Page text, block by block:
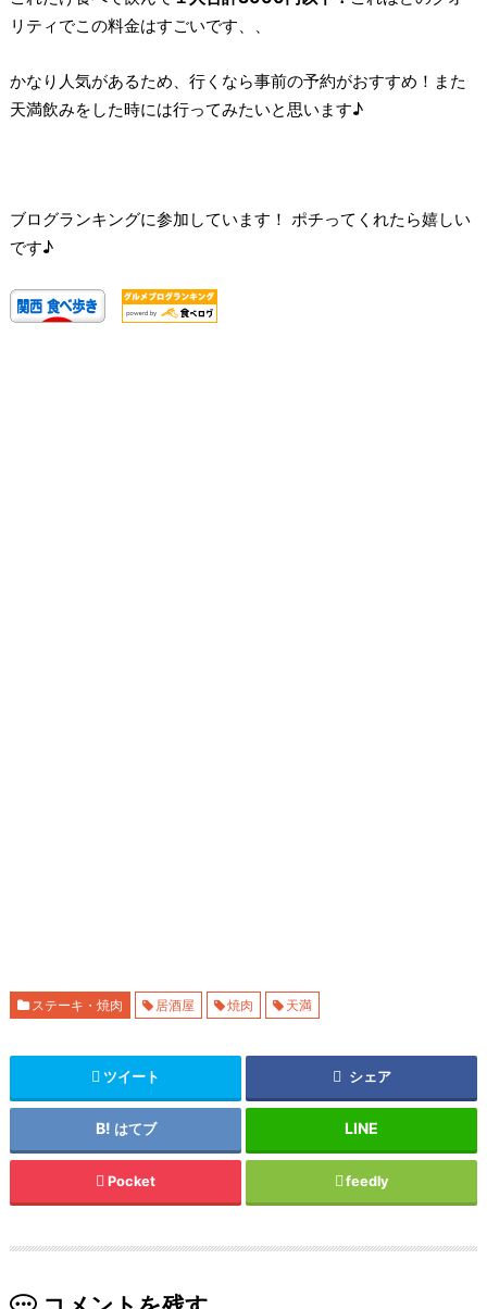
リティでこの料金はすごいです、、
かなり人気があるため、行くなら事前の予約がおすすめ！また
天満飲みをした時には行ってみたいと思います♪
ブログランキングに参加しています！ ポチってくれたら嬉しい
です♪
ステーキ・焼肉 居酒屋 焼肉 天満
ツイート シェア
はてブ
Pocket feedly